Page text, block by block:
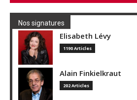
Nos signatures
Elisabeth Lévy
1190 Articles
Alain Finkielkraut
202 Articles